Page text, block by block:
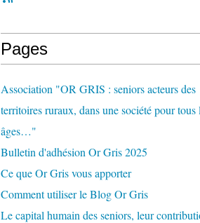
Pages
Association "OR GRIS : seniors acteurs des
territoires ruraux, dans une société pour tous
âges…"
Bulletin d'adhésion Or Gris 2025
Ce que Or Gris vous apporter
Comment utiliser le Blog Or Gris
Le capital humain des seniors, leur